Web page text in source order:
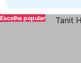
Escolha popular